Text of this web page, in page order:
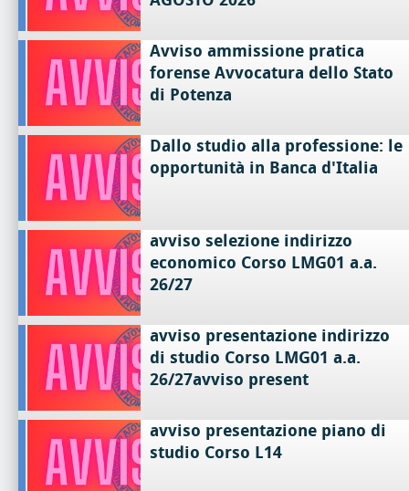
Avviso ammissione pratica
forense Avvocatura dello Stato
di Potenza
Dallo studio alla professione: le
opportunità in Banca d'Italia
avviso selezione indirizzo
economico Corso LMG01 a.a.
26/27
avviso presentazione indirizzo
di studio Corso LMG01 a.a.
26/27avviso present
avviso presentazione piano di
studio Corso L14